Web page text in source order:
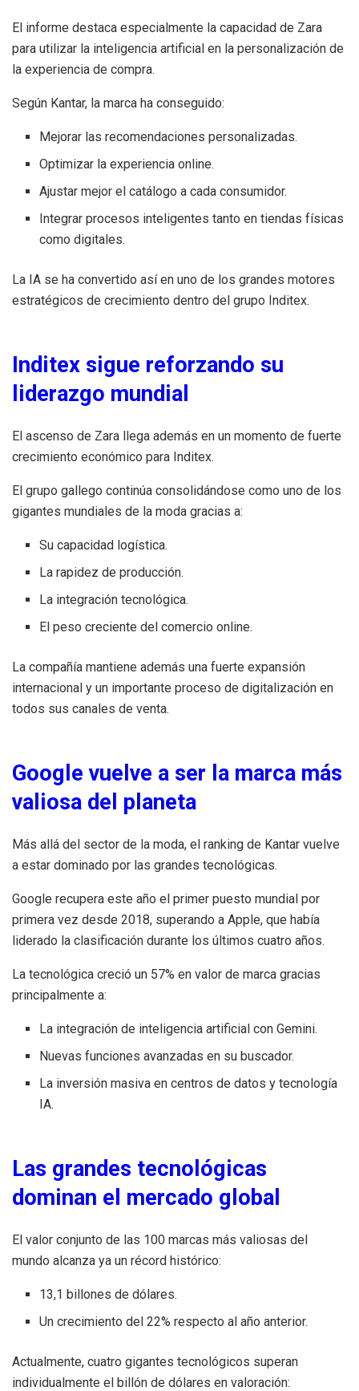
El informe destaca especialmente la capacidad de Zara
para utilizar la inteligencia artificial en la personalización de
la experiencia de compra.
Según Kantar, la marca ha conseguido:
Mejorar las recomendaciones personalizadas.
Optimizar la experiencia online.
Ajustar mejor el catálogo a cada consumidor.
Integrar procesos inteligentes tanto en tiendas físicas
como digitales.
La IA se ha convertido así en uno de los grandes motores
estratégicos de crecimiento dentro del grupo Inditex.
Inditex sigue reforzando su
liderazgo mundial
El ascenso de Zara llega además en un momento de fuerte
crecimiento económico para Inditex.
El grupo gallego continúa consolidándose como uno de los
gigantes mundiales de la moda gracias a:
Su capacidad logística.
La rapidez de producción.
La integración tecnológica.
El peso creciente del comercio online.
La compañía mantiene además una fuerte expansión
internacional y un importante proceso de digitalización en
todos sus canales de venta.
Google vuelve a ser la marca más
valiosa del planeta
Más allá del sector de la moda, el ranking de Kantar vuelve
a estar dominado por las grandes tecnológicas.
Google recupera este año el primer puesto mundial por
primera vez desde 2018, superando a Apple, que había
liderado la clasificación durante los últimos cuatro años.
La tecnológica creció un 57% en valor de marca gracias
principalmente a:
La integración de inteligencia artificial con Gemini.
Nuevas funciones avanzadas en su buscador.
La inversión masiva en centros de datos y tecnología
IA.
Las grandes tecnológicas
dominan el mercado global
El valor conjunto de las 100 marcas más valiosas del
mundo alcanza ya un récord histórico:
13,1 billones de dólares.
Un crecimiento del 22% respecto al año anterior.
Actualmente, cuatro gigantes tecnológicos superan
individualmente el billón de dólares en valoración: